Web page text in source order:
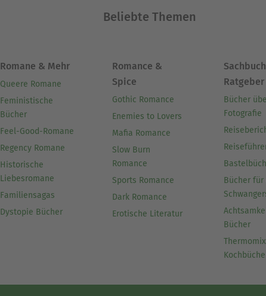
Beliebte Themen
Romane & Mehr
Queere Romane
Feministische
Bücher
Feel-Good-Romane
Regency Romane
Historische
Liebesromane
Familiensagas
Dystopie Bücher
Romance &
Spice
Gothic Romance
Enemies to Lovers
Mafia Romance
Slow Burn
Romance
Sports Romance
Dark Romance
Erotische Literatur
Ratgeber
Bücher
Fotografie
Bücher für
Bücher
Thermomix